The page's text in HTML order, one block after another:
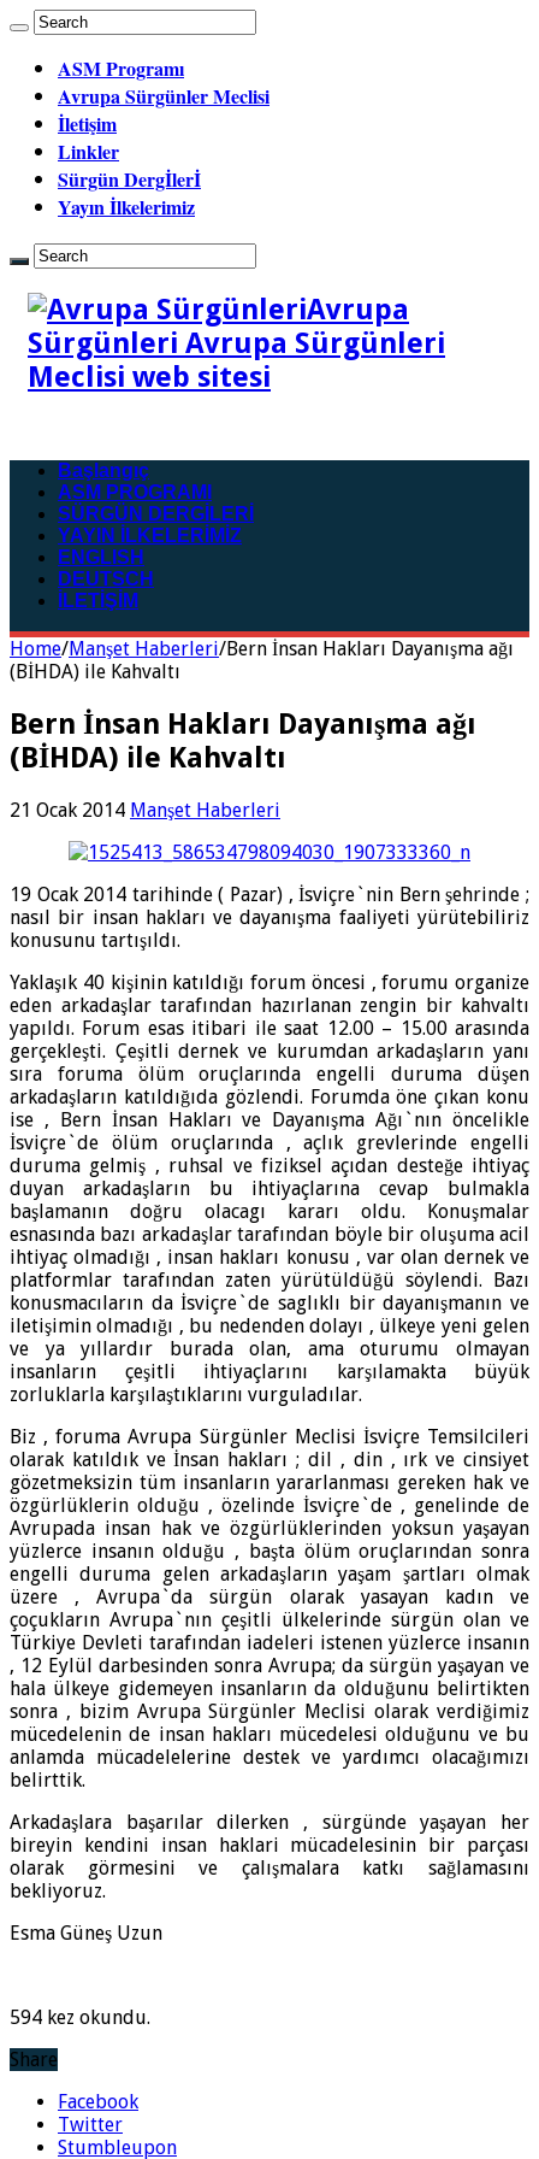
ASM Programı
Avrupa Sürgünler Meclisi
İletişim
Linkler
Sürgün Dergİlerİ
Yayın İlkelerimiz
Avrupa
Sürgünleri Avrupa Sürgünleri
Meclisi web sitesi
Başlangıç
ASM PROGRAMI
SÜRGÜN DERGİLERİ
YAYIN İLKELERİMİZ
ENGLISH
DEUTSCH
İLETİŞİM
Home/Manşet Haberleri/Bern İnsan Hakları Dayanışma ağı
(BİHDA) ile Kahvaltı
Bern İnsan Hakları Dayanışma ağı
(BİHDA) ile Kahvaltı
21 Ocak 2014 Manşet Haberleri
19 Ocak 2014 tarihinde ( Pazar) , İsviçre`nin Bern şehrinde ;
nasıl bir insan hakları ve dayanışma faaliyeti yürütebiliriz
konusunu tartışıldı.
Yaklaşık 40 kişinin katıldığı forum öncesi , forumu organize
eden arkadaşlar tarafından hazırlanan zengin bir kahvaltı
yapıldı. Forum esas itibari ile saat 12.00 – 15.00 arasında
gerçekleşti. Çeşitli dernek ve kurumdan arkadaşların yanı
sıra foruma ölüm oruçlarında engelli duruma düşen
arkadaşların katıldığıda gözlendi. Forumda öne çıkan konu
ise , Bern İnsan Hakları ve Dayanışma Ağı`nın öncelikle
İsviçre`de ölüm oruçlarında , açlık grevlerinde engelli
duruma gelmiş , ruhsal ve fiziksel açıdan desteğe ihtiyaç
duyan arkadaşların bu ihtiyaçlarına cevap bulmakla
başlamanın doğru olacagı kararı oldu. Konuşmalar
esnasında bazı arkadaşlar tarafından böyle bir oluşuma acil
ihtiyaç olmadığı , insan hakları konusu , var olan dernek ve
platformlar tarafından zaten yürütüldüğü söylendi. Bazı
konusmacıların da İsviçre`de saglıklı bir dayanışmanın ve
iletişimin olmadığı , bu nedenden dolayı , ülkeye yeni gelen
ve ya yıllardır burada olan, ama oturumu olmayan
insanların çeşitli ihtiyaçlarını karşılamakta büyük
zorluklarla karşılaştıklarını vurguladılar.
Biz , foruma Avrupa Sürgünler Meclisi İsviçre Temsilcileri
olarak katıldık ve İnsan hakları ; dil , din , ırk ve cinsiyet
gözetmeksizin tüm insanların yararlanması gereken hak ve
özgürlüklerin olduğu , özelinde İsviçre`de , genelinde de
Avrupada insan hak ve özgürlüklerinden yoksun yaşayan
yüzlerce insanın olduğu , başta ölüm oruçlarından sonra
engelli duruma gelen arkadaşların yaşam şartları olmak
üzere , Avrupa`da sürgün olarak yasayan kadın ve
çoçukların Avrupa`nın çeşitli ülkelerinde sürgün olan ve
Türkiye Devleti tarafından iadeleri istenen yüzlerce insanın
, 12 Eylül darbesinden sonra Avrupa; da sürgün yaşayan ve
hala ülkeye gidemeyen insanların da olduğunu belirtikten
sonra , bizim Avrupa Sürgünler Meclisi olarak verdiğimiz
mücedelenin de insan hakları mücedelesi olduğunu ve bu
anlamda mücadelelerine destek ve yardımcı olacağımızı
belirttik.
Arkadaşlara başarılar dilerken , sürgünde yaşayan her
bireyin kendini insan haklari mücadelesinin bir parçası
olarak görmesini ve çalışmalara katkı sağlamasını
bekliyoruz.
Esma Güneş Uzun
594 kez okundu.
Share
Facebook
Twitter
Stumbleupon